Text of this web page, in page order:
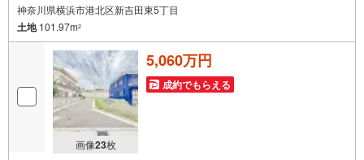
神奈川県横浜市港北区新吉田東5丁目
土地101.97m2
画像23枚
5,060万円
成約でもらえる